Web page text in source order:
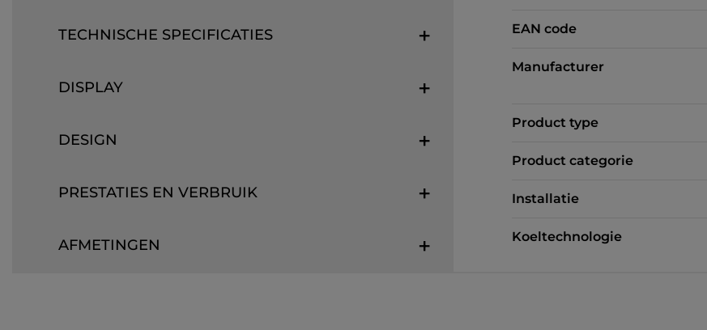
TECHNISCHE SPECIFICATIES
DISPLAY
DESIGN
PRESTATIES EN VERBRUIK
AFMETINGEN
EAN code
Manufacturer
Product type
Product categorie
Installatie
Koeltechnologie